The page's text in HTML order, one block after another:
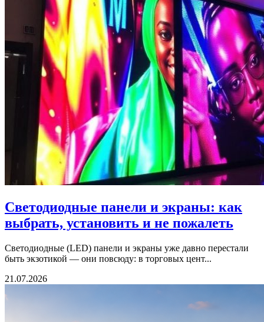
Светодиодные панели и экраны: как
выбрать, установить и не пожалеть
Светодиодные (LED) панели и экраны уже давно перестали
быть экзотикой — они повсюду: в торговых цент...
21.07.2026